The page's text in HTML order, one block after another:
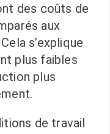
des coûts de
aux
s’explique
plus faibles
plus
de travail